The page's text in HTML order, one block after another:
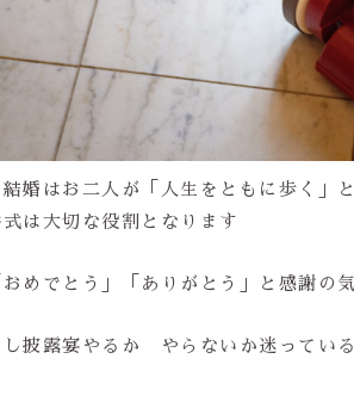
結婚はお二人が「人生をともに歩く」
は大切な役割となります
おめでとう」「ありがとう」と感謝の
し披露宴やるか やらないか迷っ